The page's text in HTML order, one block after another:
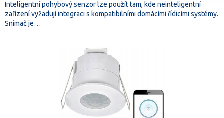
Inteligentní pohybový senzor lze použít tam, kde neinteligentní
zařízení vyžadují integraci s kompatibilními domácími řídicími systémy.
Snímač je…